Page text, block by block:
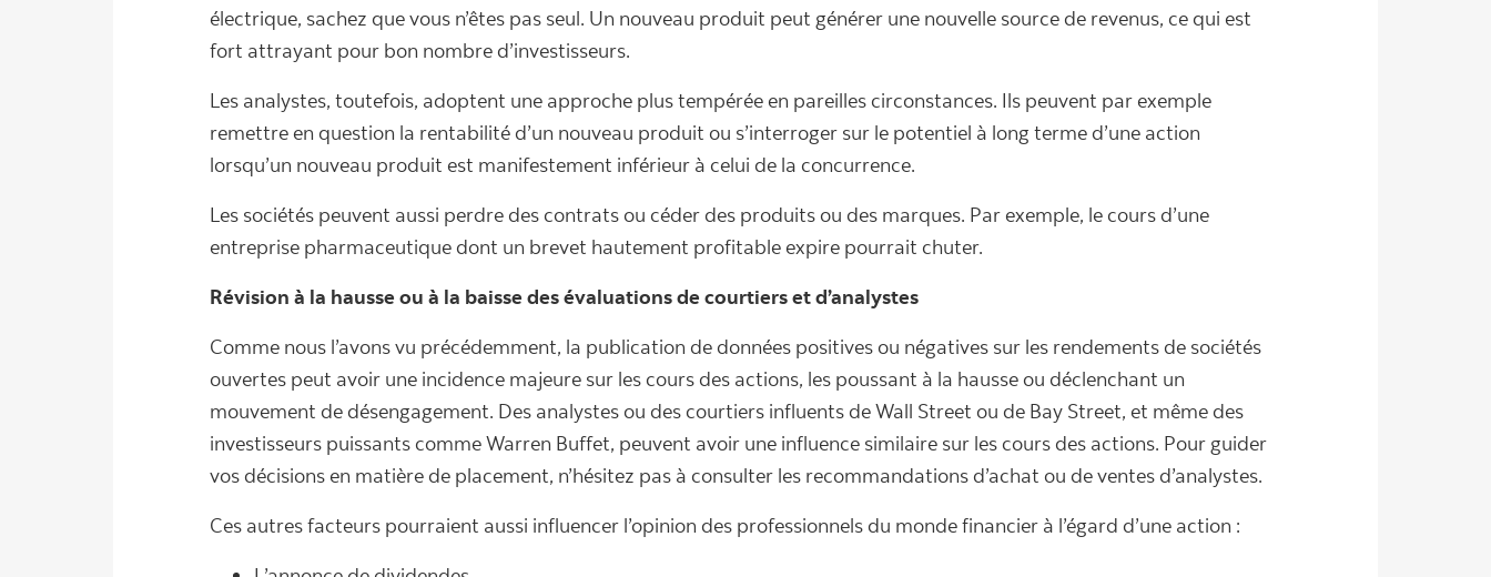
électrique, sachez que vous n’êtes pas seul. Un nouveau produit peut générer une nouvelle source de revenus, ce qui est
fort attrayant pour bon nombre d’investisseurs.
Les analystes, toutefois, adoptent une approche plus tempérée en pareilles circonstances. Ils peuvent par exemple
remettre en question la rentabilité d’un nouveau produit ou s’interroger sur le potentiel à long terme d’une action
lorsqu’un nouveau produit est manifestement inférieur à celui de la concurrence.
Les sociétés peuvent aussi perdre des contrats ou céder des produits ou des marques. Par exemple, le cours d’une
entreprise pharmaceutique dont un brevet hautement profitable expire pourrait chuter.
Révision à la hausse ou à la baisse des évaluations de courtiers et d’analystes
Comme nous l’avons vu précédemment, la publication de données positives ou négatives sur les rendements de sociétés
ouvertes peut avoir une incidence majeure sur les cours des actions, les poussant à la hausse ou déclenchant un
mouvement de désengagement. Des analystes ou des courtiers influents de Wall Street ou de Bay Street, et même des
investisseurs puissants comme Warren Buffet, peuvent avoir une influence similaire sur les cours des actions. Pour guider
vos décisions en matière de placement, n’hésitez pas à consulter les recommandations d’achat ou de ventes d’analystes.
Ces autres facteurs pourraient aussi influencer l’opinion des professionnels du monde financier à l’égard d’une action :